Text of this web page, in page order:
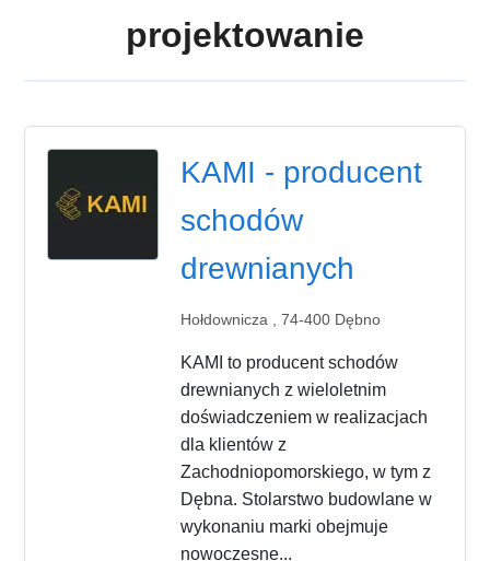
projektowanie
KAMI - producent
schodów
drewnianych
Hołdownicza , 74-400 Dębno
KAMI to producent schodów
drewnianych z wieloletnim
doświadczeniem w realizacjach
dla klientów z
Zachodniopomorskiego, w tym z
Dębna. Stolarstwo budowlane w
wykonaniu marki obejmuje
nowoczesne...